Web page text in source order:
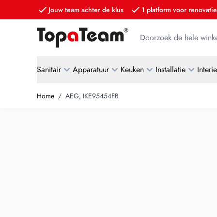
Jouw team achter de klus 1 platform voor
Doorzoek de hele
Sanitair Apparatuur Keuken Installatie
Home / AEG, IKE95454FB